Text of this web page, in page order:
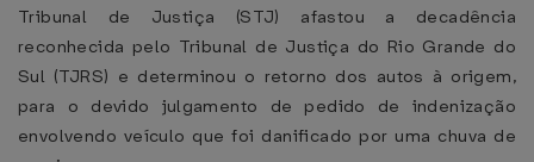
Tribunal de Justiça (STJ) afastou a decadência
reconhecida pelo Tribunal de Justiça do Rio Grande do
Sul (TJRS) e determinou o retorno dos autos à origem,
para o devido julgamento de pedido de indenização
envolvendo veículo que foi danificado por uma chuva de